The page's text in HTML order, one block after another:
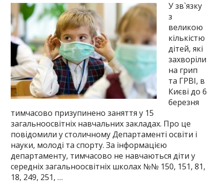
У зв`язку
з
великою
кількістю
дітей, які
захворіли
на грип
та ГРВІ, в
Києві до 6
березня
тимчасово призупинено заняття у 15
загальноосвітніх навчальних закладах. Про це
повідомили у столичному Департаменті освіти і
науки, молоді та спорту. За інформацією
департаменту, тимчасово не навчаються діти у
середніх загальноосвітніх школах №№ 150, 151, 81,
18, 249, 251, …